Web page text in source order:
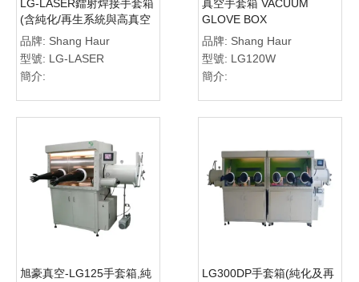
LG-LASER鐳射焊接手套箱
(含純化/再生系統與高真空
烘箱)
品牌: Shang Haur
型號: LG-LASER
簡介:
真空手套箱 VACUUM
GLOVE BOX
品牌: Shang Haur
型號: LG120W
簡介:
旭豪真空-LG125手套箱,純
LG300DP手套箱(純化及再